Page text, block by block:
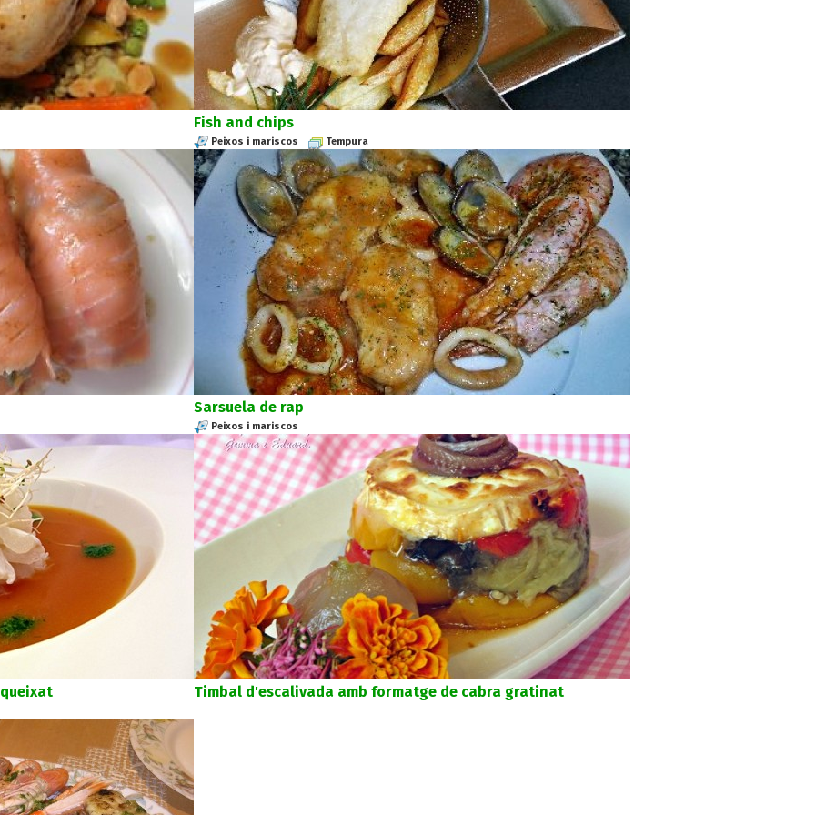
Fish and chips
Peixos i mariscos Tempura
Sarsuela de rap
Peixos i mariscos
Timbal d'escalivada amb formatge de cabra gratinat